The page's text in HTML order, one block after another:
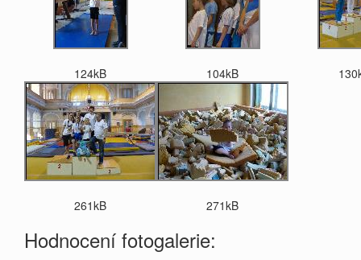
124kB 104kB
261kB 271kB
Hodnocení fotogalerie: